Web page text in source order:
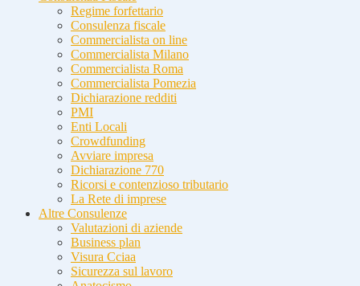
Regime forfettario
Consulenza fiscale
Commercialista on line
Commercialista Milano
Commercialista Roma
Commercialista Pomezia
Dichiarazione redditi
PMI
Enti Locali
Crowdfunding
Avviare impresa
Dichiarazione 770
Ricorsi e contenzioso tributario
La Rete di imprese
Altre Consulenze
Valutazioni di aziende
Business plan
Visura Cciaa
Sicurezza sul lavoro